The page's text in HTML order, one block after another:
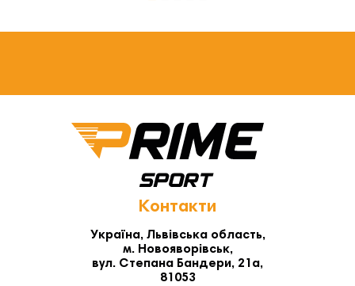
Контакти
Україна, Львівська область,
м. Новояворівськ,
вул. Степана Бандери, 21а,
81053